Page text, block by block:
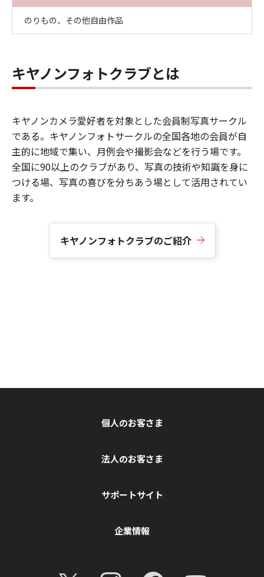
のりもの、その他自由作品
キヤノンフォトクラブとは
キヤノンカメラ愛好者を対象とした会員制写真サークル
である。キヤノンフォトサークルの全国各地の会員が自
主的に地域で集い、月例会や撮影会などを行う場です。
全国に90以上のクラブがあり、写真の技術や知識を身に
つける場、写真の喜びを分ちあう場として活用されてい
ます。
キヤノンフォトクラブのご紹介
個人のお客さま
法人のお客さま
サポートサイト
企業情報